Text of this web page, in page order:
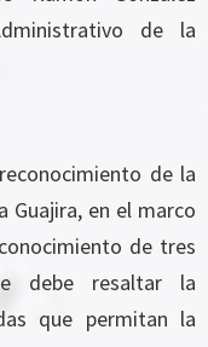
de la
de la
Guajira, en el marco
de tres
debe resaltar la
que permitan la